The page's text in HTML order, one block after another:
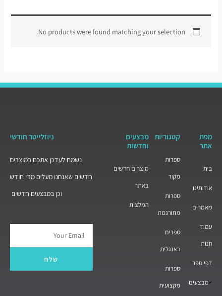
No products were found matching your selection.
מפת
אתר
בית
אודותינו
מאמרים
עמוד
חנות
דפי ספר
מבצעים
קטגוריות
ספרות
מקור
ספרות
מתורגמת
ספרים
באנגלית
ספרות
מקצועית
מבצעים
וחדשות
מוצרים חדשים
באתר
המלצות
ניוזלייטר חודשי
נשמח לעדכן אתכם במוצרים
חדשים שאנחנו מעלים מדי חודש
וכן במבצעים חדשים
Email
שלח